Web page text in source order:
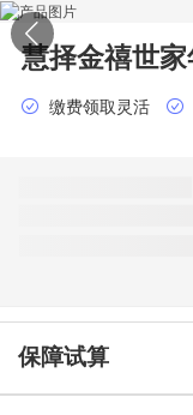

缴费领取灵活
保障试算